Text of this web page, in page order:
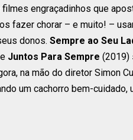
engraçadinhos que
fazer chorar – e muito! –
donos. Sempre ao Seu
Juntos Para Sempre (2019)
na mão do diretor Simon
um cachorro bem-